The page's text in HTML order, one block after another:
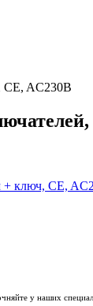
CE, AC230В
у наших